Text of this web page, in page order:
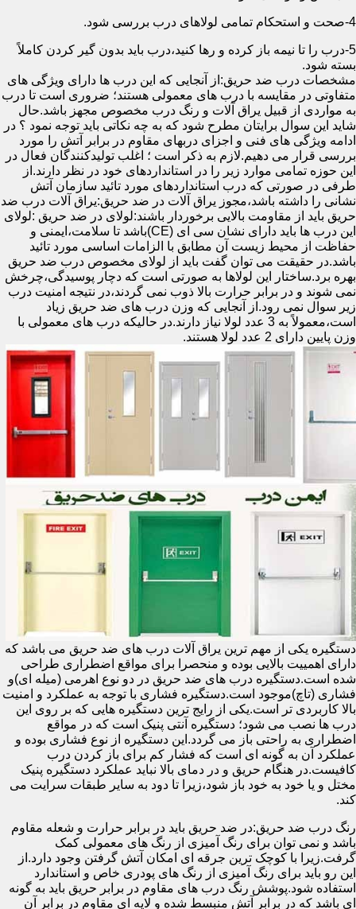
4-صحت و استحکام تمامی لولاهای درب بررسی شود.
5-درب را تا نیمه باز کرده و رها کنید،درب باید بدون گیر کردن کاملاً
بسته شود.
مشخصات درب ضد حریق:از آنجایی که این درب ها دارای ویژگی های
متفاوتی در مقایسه با درب های معمولی هستند؛ ضروری است تا درب
به مواردی از قبیل یراق آلات و رنگ درب مخصوص مجهز باشد.حال
شاید این سوال برایتان مطرح شود که به چه نکاتی باید توجه نمود ؟ در
ادامه ویژگی های فنی و اجزای دربهای مقاوم در برابر آتش را مورد
بررسی قرار می دهیم.لازم به ذکر است ؛ اغلب تولیدکنندگان فعال در
این حوزه تمامی موارد زیر را در استانداردهای خود در نظر دارند.از
طرفی در صورتی که درب استانداردهای مورد تائید سازمان آتش
نشانی را داشته باشد،مجوز یراق آلات در ضد حریق:یراق آلات درب ضد
حریق باید از مقاومت بالایی برخوردار باشند:لولای در ضد حریق :لولای
این درب ها باید دارای نشان سی ای (CE)باشد تا سلامت،ایمنی و
حفاظت از محیط زیست آن مطابق با الزامات اساسی مورد تائید
باشد.در حقیقت می توان گفت باید از لولای مخصوص درب ضد حریق
بهره برد.ساختار این لولاها به صورتی است که دچار پوسیدگی،چرخش
نمی شوند و در برابر حرارت بالا ذوب نمی گردند،در نتیجه امنیت درب
زیر سوال نمی رود.از آنجایی که وزن درب های ضد حریق زیاد
است،معمولاً به 3 عدد لولا نیاز دارند.در حالیکه درب های معمولی با
وزن پایین دارای 2 عدد لولا هستند.
دستگیره یکی از مهم ترین یراق آلات درب های ضد حریق می باشد که
دارای اهمییت بالایی بوده و منحصرا برای مواقع اضطراری طراحی
شده است.دستگیره درب های ضد حریق در دو نوع اهرمی (میله ای)و
فشاری (تاچ)موجود است.دستگیره فشاری با توجه به عملکرد و امنیت
بالا کاربردی تر است.یکی از رایج ترین دستگیره هایی که بر روی این
درب ها نصب می شود؛ دستگیره آنتی پنیک است که در مواقع
اضطراری به راحتی باز می گردد.این دستگیره از نوع فشاری بوده و
عملکرد آن به گونه ای است که فشار کم برای باز کردن درب
کافیست.در هنگام حریق و در دمای بالا نباید عملکرد دستگیره پنیک
مختل و یا خود به خود باز شود،زیرا تا دود به سایر طبقات سرایت می
کند.
رنگ درب ضد حریق:در ضد حریق باید در برابر حرارت و شعله مقاوم
باشد و نمی توان برای رنگ آمیزی از رنگ های معمولی کمک
گرفت.زیرا با کوچک ترین جرقه ای امکان آتش گرفتن وجود دارد.از
این رو باید برای رنگ آمیزی از رنگ های پودری خاص و استاندارد
استفاده شود.پوشش رنگ درب های مقاوم در برابر حریق باید به گونه
ای باشد که در برابر آتش منبسط شده و لایه ای مقاوم در برابر آن